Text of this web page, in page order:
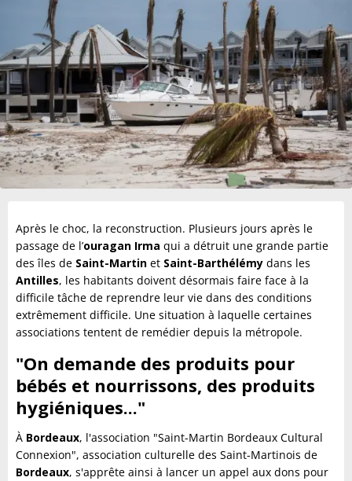
Après le choc, la reconstruction. Plusieurs jours après le
passage de l’ouragan Irma qui a détruit une grande partie
des îles de Saint-Martin et Saint-Barthélémy dans les
Antilles, les habitants doivent désormais faire face à la
difficile tâche de reprendre leur vie dans des conditions
extrêmement difficile. Une situation à laquelle certaines
associations tentent de remédier depuis la métropole.
"On demande des produits pour
bébés et nourrissons, des produits
hygiéniques..."
À Bordeaux, l'association "Saint-Martin Bordeaux Cultural
Connexion", association culturelle des Saint-Martinois de
Bordeaux, s'apprête ainsi à lancer un appel aux dons pour